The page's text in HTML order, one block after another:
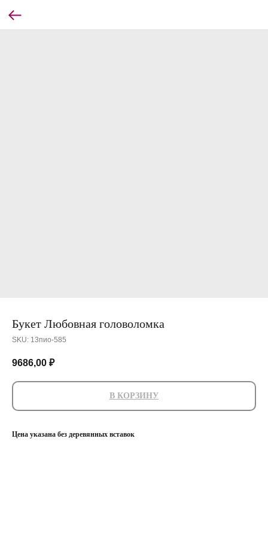
Букет Любовная головоломка
SKU: 13пио-585
9686,00 ₽
В КОРЗИНУ
Цена указана без деревянных вставок